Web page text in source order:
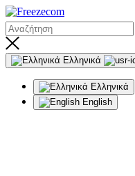
Ελληνικά
Ελληνικά
English